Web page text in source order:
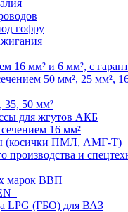
гофру
16 мм² и 6 мм², с
50 мм², 25 мм²,
50 мм²
для жгутов АКБ
16 мм²
(косички ПМЛ, АМГ-Т)
производства и
марок ВВП
LPG (ГБО) для ВАЗ